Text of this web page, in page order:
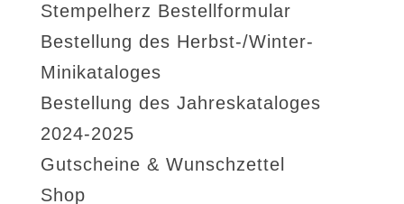
Stempelherz Bestellformular
Bestellung des Herbst-/Winter-
Minikataloges
Bestellung des Jahreskataloges
2024-2025
Gutscheine & Wunschzettel
Shop